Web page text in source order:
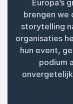
Europa’s
brengen we
storytelling
organisaties
hun event,
podium